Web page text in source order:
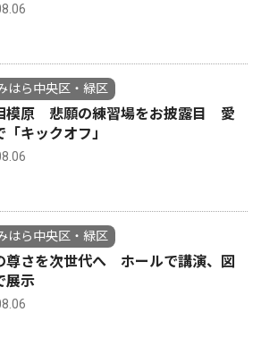
はら中央区・緑区
模原 悲願の練習場をお披露目 愛
「キックオフ」
はら中央区・緑区
尊さを次世代へ ホールで講演、図
展示